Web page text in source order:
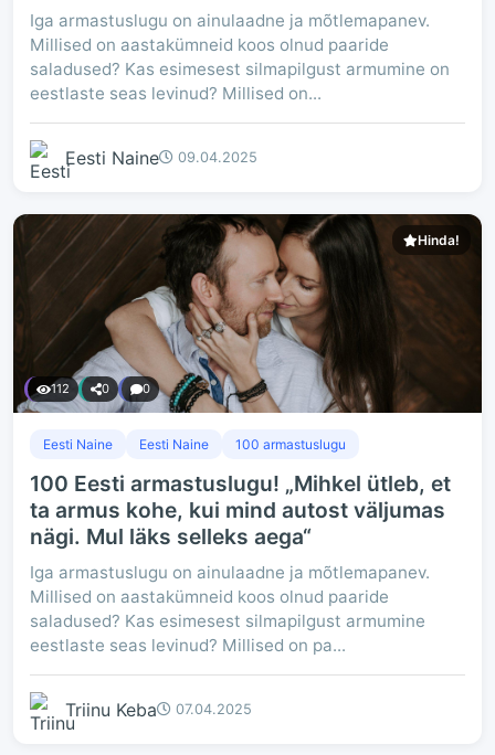
Iga armastuslugu on ainulaadne ja mõtlemapanev.
Millised on aastakümneid koos olnud paaride
saladused? Kas esimesest silmapilgust armumine on
eestlaste seas levinud? Millised on...
Eesti Naine 09.04.2025
Hinda!
112 0 0
Eesti Naine Eesti Naine 100 armastuslugu
100 Eesti armastuslugu! „Mihkel ütleb, et
ta armus kohe, kui mind autost väljumas
nägi. Mul läks selleks aega“
Iga armastuslugu on ainulaadne ja mõtlemapanev.
Millised on aastakümneid koos olnud paaride
saladused? Kas esimesest silmapilgust armumine
eestlaste seas levinud? Millised on pa...
Triinu Keba 07.04.2025